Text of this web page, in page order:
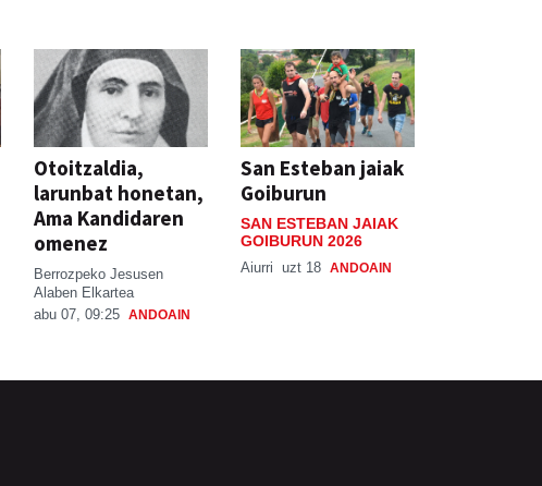
Otoitzaldia,
larunbat honetan,
Ama Kandidaren
omenez
Berrozpeko Jesusen
Alaben Elkartea
abu 07, 09:25 ANDOAIN
San Esteban jaiak
Goiburun
SAN ESTEBAN JAIAK
GOIBURUN 2026
Aiurri uzt 18 ANDOAIN